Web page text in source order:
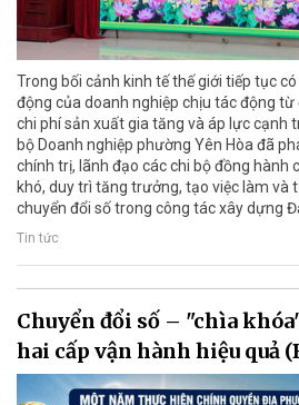
Trong bối cảnh kinh tế thế giới tiếp tục
động của doanh nghiệp chịu tác động
chi phí sản xuất gia tăng và áp lực cạnh
bộ Doanh nghiệp phường Yên Hòa đã
chính trị, lãnh đạo các chi bộ đồng hành
khó, duy trì tăng trưởng, tạo việc làm và
chuyển đổi số trong công tác xây dựng
Tin tức
Chuyển đổi số – "chìa
hai cấp vận hành hiệu quả